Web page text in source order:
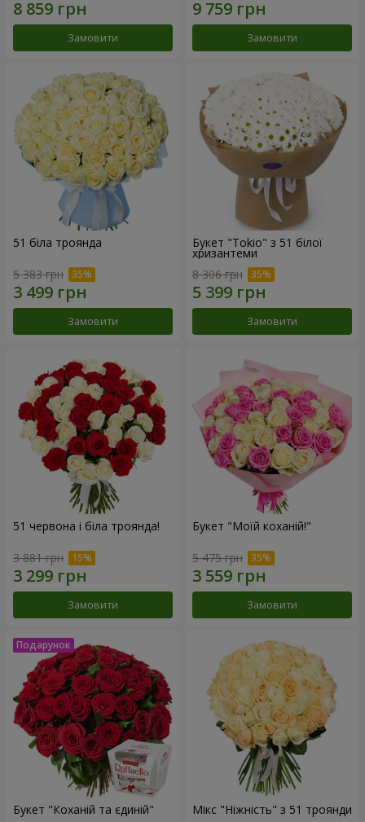
Замовити Замовити
51 біла троянда
5 383 грн
Замовити
Букет "Tokio" з 51 білої
хризантеми
8 306 грн
Замовити
51 червона і біла троянда!
3 881 грн
Замовити
Букет "Моїй коханій!"
5 475 грн
Замовити
Букет "Коханій та єдиній" Мікс "Ніжність" з 51 троянди